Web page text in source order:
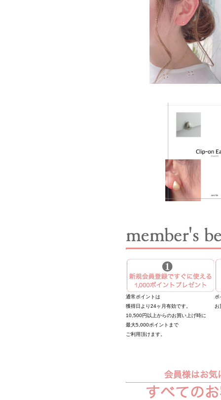
通常ポイントは
獲得日より24ヶ月有効です。
10,500円以上からのお買い上げ時に
最大5,000ポイントまで
ご利用頂けます。
ポ
お